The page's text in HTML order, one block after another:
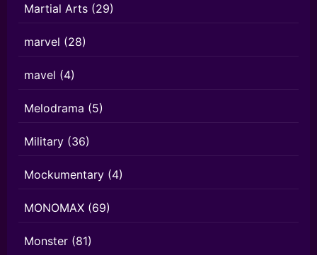
Martial Arts (29)
marvel (28)
mavel (4)
Melodrama (5)
Military (36)
Mockumentary (4)
MONOMAX (69)
Monster (81)